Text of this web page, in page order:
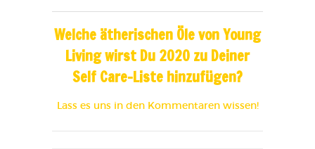
Welche ätherischen Öle von Young
Living wirst Du 2020 zu Deiner
Self Care-Liste hinzufügen?
Lass es uns in den Kommentaren wissen!